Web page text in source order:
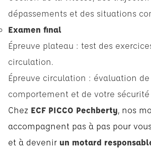
dépassements et des situations
Examen final
Épreuve plateau : test des
circulation.
Épreuve circulation : évaluation
comportement et de votre
Chez ECF PICCO Pechberty, nos
accompagnent pas à pas pour
et à devenir un motard